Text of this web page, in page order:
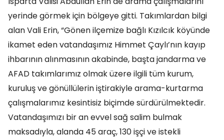
yerinde görmek için bölgeye gitti. Takımlardan bilgi
alan Vali Erin, “Gönen ilçemize bağlı Kızılcık köyünde
ikamet eden vatandaşımız Himmet Çaylı’nın kayıp
ihbarının alınmasının akabinde, başta jandarma ve
AFAD takımlarımız olmak üzere ilgili tüm kurum,
kuruluş ve gönüllülerin iştirakiyle arama-kurtarma
çalışmalarımız kesintisiz biçimde sürdürülmektedir.
Vatandaşımızı bir an evvel sağ salim bulmak
maksadıyla, alanda 45 araç, 130 işçi ve istekli